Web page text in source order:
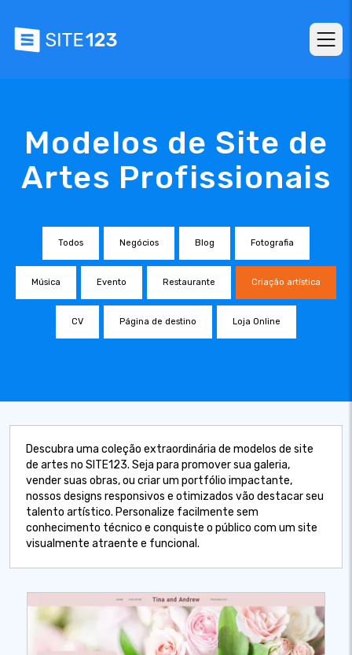
Modelos de Site de
Artes Profissionais
Todos Negócios Blog Fotografia
Música Evento Restaurante Criação artística
CV Página de destino Loja Online
Descubra uma coleção extraordinária de modelos de site
de artes no SITE123. Seja para promover sua galeria,
vender suas obras, ou criar um portfólio impactante,
nossos designs responsivos e otimizados vão destacar seu
talento artístico. Personalize facilmente sem
conhecimento técnico e conquiste o público com um site
visualmente atraente e funcional.